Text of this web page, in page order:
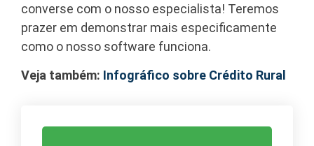
converse com o nosso especialista! Teremos
prazer em demonstrar mais especificamente
como o nosso software funciona.
Veja também: Infográfico sobre Crédito Rural